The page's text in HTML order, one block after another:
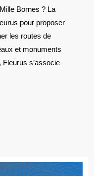
LES
CHÂTEAUX
ET
MONUMENTS
FRANÇAIS
pour proposer
les routes de
et monuments
Fleurus s’associe
?